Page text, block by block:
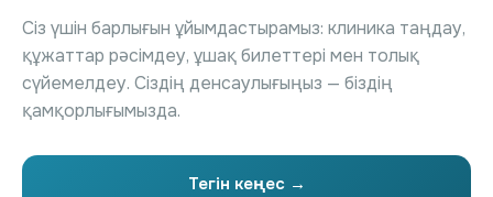
Сіз үшін барлығын ұйымдастырамыз: клиника таңдау,
құжаттар рәсімдеу, ұшақ билеттері мен толық
сүйемелдеу. Сіздің денсаулығыңыз — біздің
қамқорлығымызда.
Тегін кеңес →